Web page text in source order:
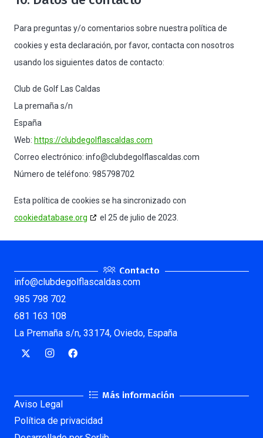
Para preguntas y/o comentarios sobre nuestra política de
cookies y esta declaración, por favor, contacta con nosotros
usando los siguientes datos de contacto:
Club de Golf Las Caldas
La premaña s/n
España
Web: https://clubdegolflascaldas.com
Correo electrónico: info@clubdegolflascaldas.com
Número de teléfono: 985798702
Esta política de cookies se ha sincronizado con
cookiedatabase.org
el 25 de julio de 2023.
Contacto
info@clubdegolflascaldas.com
985 798 702
681 163 108
La Premaña s/n, 33174, Oviedo, España
Más información
Aviso Legal
Política de privacidad